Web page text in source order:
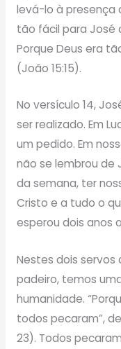
levá-lo à presença
tão fácil para José
Porque Deus era
(João 15:15).
No versículo 14,
ser realizado. Em
um pedido. Em
não se lembrou de
da semana, ter
Cristo e a tudo o
esperou dois anos
Nestes dois servos
padeiro, temos
humanidade.
todos pecaram”,
23). Todos